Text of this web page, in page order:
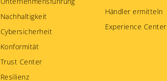
Nachhaltigkeit
Cybersicherheit
Konformität
Trust Center
Resilienz
Händler ermitteln
Experience Center